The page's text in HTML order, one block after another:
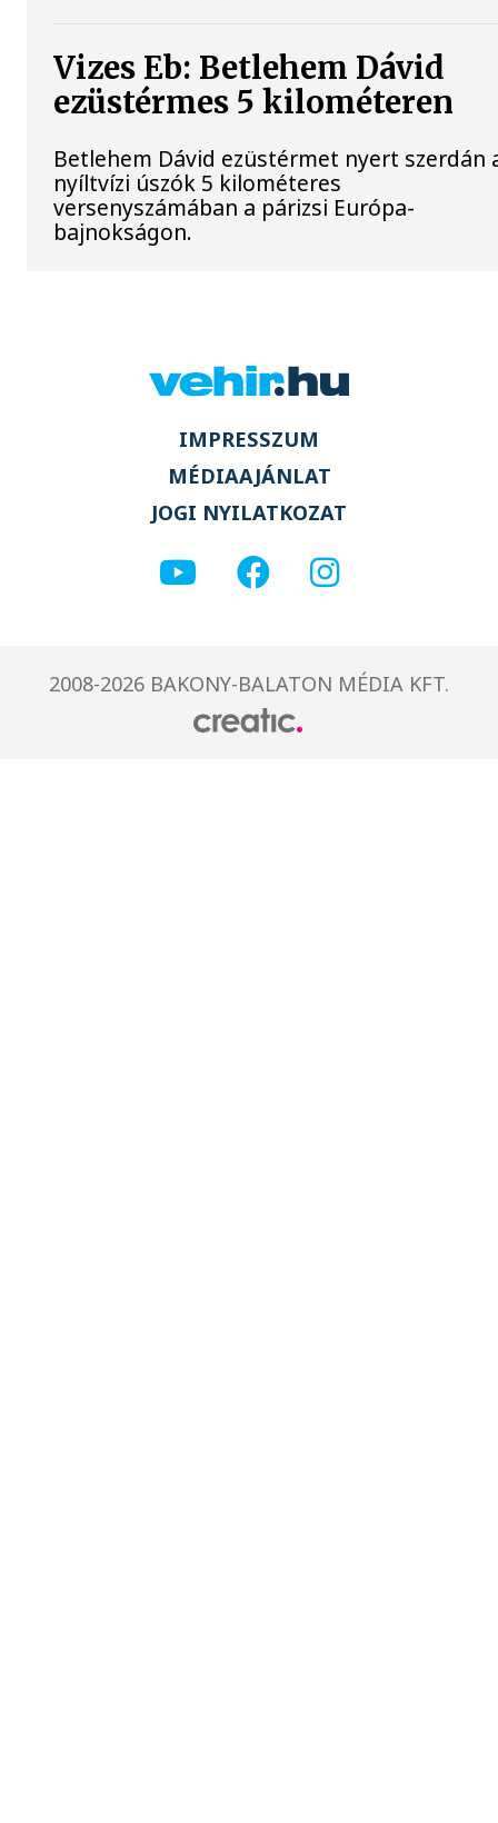
Vizes Eb: Betlehem Dávid
ezüstérmes 5 kilométeren
Betlehem Dávid ezüstérmet nyert szerdán
nyíltvízi úszók 5 kilométeres
versenyszámában a párizsi Európa-
bajnokságon.
IMPRESSZUM
MÉDIAAJÁNLAT
JOGI NYILATKOZAT
2008-2026 BAKONY-BALATON MÉDIA KFT.